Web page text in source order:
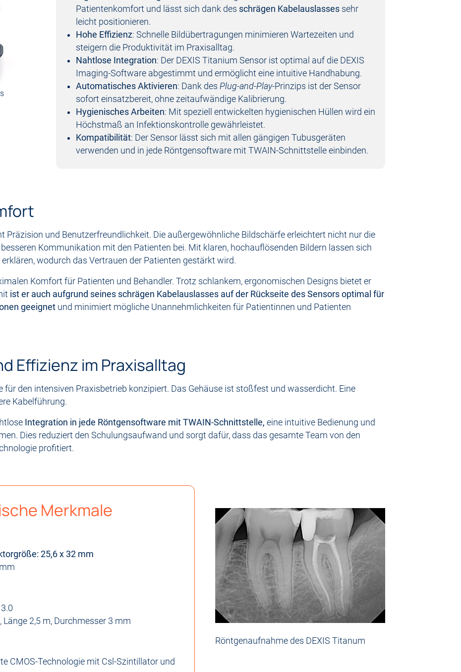
Patientenkomfort und lässt sich dank des schrägen Kabelauslassessehr
leicht positionieren.
Hohe Effizienz: Schnelle Bildübertragungen minimieren Wartezeiten und
steigern die Produktivität im Praxisalltag.
Nahtlose Integration: Der DEXIS Titanium Sensor ist optimal auf die DEXIS
Imaging-Software abgestimmt und ermöglicht eine intuitive Handhabung.
Automatisches Aktivieren: Dank des Plug-and-Play-Prinzips ist der Sensor
sofort einsatzbereit, ohne zeitaufwändige Kalibrierung.
Hygienisches Arbeiten: Mit speziell entwickelten hygienischen Hüllen wird ein
Höchstmaß an Infektionskontrolle gewährleistet.
Kompatibilität: Der Sensor lässt sich mit allen gängigen Tubusgeräten
verwenden und in jede Röntgensoftware mit TWAIN-Schnittstelle einbinden.
Präzision und Benutzerfreundlichkeit. Die außergewöhnliche Bildschärfe erleichtert nicht nur die
Kommunikation mit den Patienten bei. Mit klaren, hochauflösenden Bildern lassen sich
wodurch das Vertrauen der Patienten gestärkt wird.
Komfort für Patienten und Behandler. Trotz schlankem, ergonomischen Designs bietet er
ist er auch aufgrund seines schrägen Kabelauslasses auf der Rückseite des Sensors optimal für
geeignet und minimiert mögliche Unannehmlichkeiten für Patientinnen und Patienten
Effizienz im Praxisalltag
für den intensiven Praxisbetrieb konzipiert. Das Gehäuse ist stoßfest und wasserdicht. Eine
Kabelführung.
Integration in jede Röntgensoftware mit TWAIN-Schnittstelle, eine intuitive Bedienung und
Dies reduziert den Schulungsaufwand und sorgt dafür, dass das gesamte Team von den
profitiert.
Merkmale
25,6 x 32 mm
2,5 m, Durchmesser 3 mm
CMOS-Technologie mit Csl-Szintillator und
Röntgenaufnahme des DEXIS Titanum